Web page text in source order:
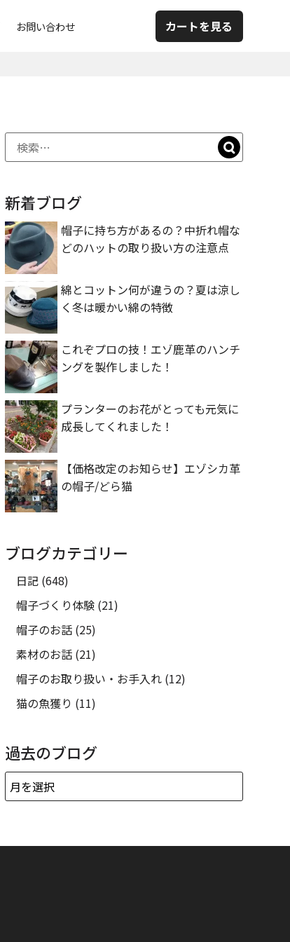
お問い合わせ カートを見る
新着ブログ
帽子に持ち方があるの？中折れ帽な
どのハットの取り扱い方の注意点
綿とコットン何が違うの？夏は涼し
く冬は暖かい綿の特徴
これぞプロの技！エゾ鹿革のハンチ
ングを製作しました！
プランターのお花がとっても元気に
成長してくれました！
【価格改定のお知らせ】エゾシカ革
の帽子/どら猫
ブログカテゴリー
日記(648)
帽子づくり体験(21)
帽子のお話(25)
素材のお話(21)
帽子のお取り扱い・お手入れ(12)
猫の魚獲り (11)
過去のブログ